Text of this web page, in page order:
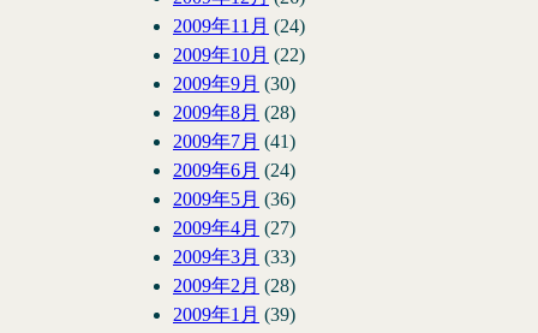
2009年11月 (24)
2009年10月 (22)
2009年9月 (30)
2009年8月 (28)
2009年7月 (41)
2009年6月 (24)
2009年5月 (36)
2009年4月 (27)
2009年3月 (33)
2009年2月 (28)
2009年1月 (39)